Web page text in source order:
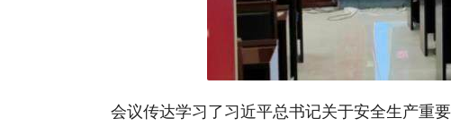
会议传达学习了习近平总书记关于安全生产重